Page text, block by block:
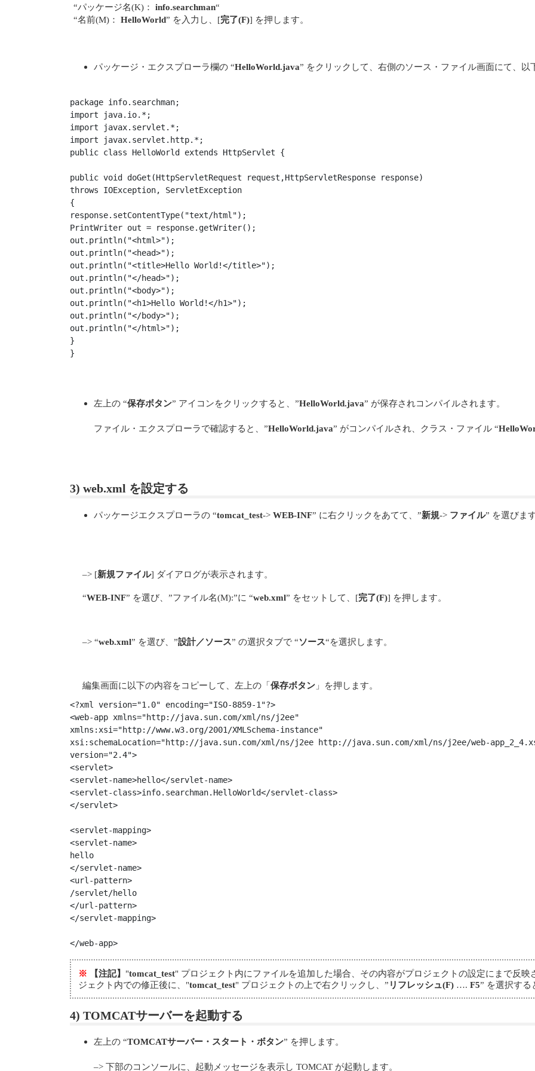
“パッケージ名(K)：info.searchman“
“名前(M)：HelloWorld” を入力し、[完了(F)] を押します。
パッケージ・エクスプローラ欄の “HelloWorld.java” をクリックして、右側のソース・ファイル画面にて、
package info.searchman;
import java.io.*;
import javax.servlet.*;
import javax.servlet.http.*;
public class HelloWorld extends HttpServlet {
public void doGet(HttpServletRequest request,HttpServletResponse response)
throws IOException, ServletException
{
response.setContentType("text/html");
PrintWriter out = response.getWriter();
out.println("<html>");
out.println("<head>");
out.println("<title>Hello World!</title>");
out.println("</head>");
out.println("<body>");
out.println("<h1>Hello World!</h1>");
out.println("</body>");
out.println("</html>");
}
}
左上の “保存ボタン” アイコンをクリックすると、”HelloWorld.java” が保存されコンパイルされます。
ファイル・エクスプローラで確認すると、”HelloWorld.java” がコンパイルされ、クラス・ファイル “
3) web.xml を設定する
パッケージエクスプローラの “tomcat_test-> WEB-INF” に右クリックをあてて、”新規-> ファイル” を選びま
–> [新規ファイル] ダイアログが表示されます。
“WEB-INF” を選び、”ファイル名(M):”に “web.xml” をセットして、[完了(F)] を押します。
–> “web.xml” を選び、”設計／ソース” の選択タブで “ソース“を選択します。
編集画面に以下の内容をコピーして、左上の「保存ボタン 」を押します。
<?xml version="1.0" encoding="ISO-8859-1"?>
<web-app xmlns="http://java.sun.com/xml/ns/j2ee"
xmlns:xsi="http://www.w3.org/2001/XMLSchema-instance"
xsi:schemaLocation="http://java.sun.com/xml/ns/j2ee http://java.sun.com/xml/ns/j2ee/web-
version="2.4">
<servlet>
<servlet-name>hello</servlet-name>
<servlet-class>info.searchman.HelloWorld</servlet-class>
</servlet>
<servlet-mapping>
<servlet-name>
hello
</servlet-name>
<url-pattern>
/servlet/hello
</url-pattern>
</servlet-mapping>
</web-app>
※ 【注記】 "tomcat_test" プロジェクト内にファイルを追加した場合、その内容がプロジェクトの設定にまで反
ジェクト内での修正後に、"tomcat_test" プロジェクトの上で右クリックし、” リフレッシュ(F) …. F5” を選択する
4) TOMCATサーバーを起動する
左上の “TOMCATサーバー・スタート・ボタン” を押します。
–> 下部のコンソールに、起動メッセージを表示し TOMCAT が起動します。